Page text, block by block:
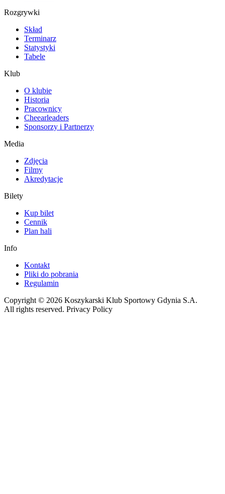
Rozgrywki
Skład
Terminarz
Statystyki
Tabele
Klub
O klubie
Historia
Pracownicy
Cheearleaders
Sponsorzy i Partnerzy
Media
Zdjęcia
Filmy
Akredytacje
Bilety
Kup bilet
Cennik
Plan hali
Info
Kontakt
Pliki do pobrania
Regulamin
Copyright © 2026 Koszykarski Klub Sportowy Gdynia S.A.
All rights reserved. Privacy Policy